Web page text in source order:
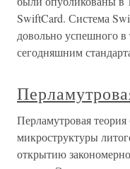
SwiftCard. Система
довольно успешного
сегодняшним
Перламутровая
микроструктуры
открытию